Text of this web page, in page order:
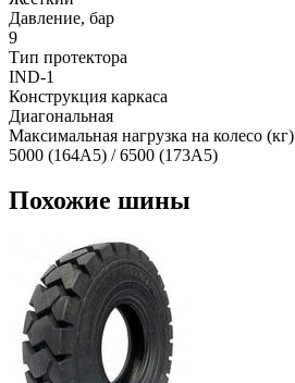
Давление, бар
9
Тип протектора
IND-1
Конструкция каркаса
Диагональная
Максимальная нагрузка на колесо (кг)
5000 (164A5) / 6500 (173A5)
Похожие шины